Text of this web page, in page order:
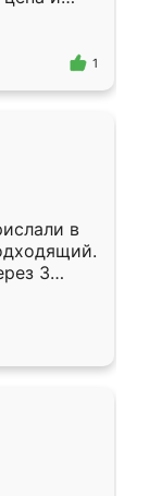
1
в
3